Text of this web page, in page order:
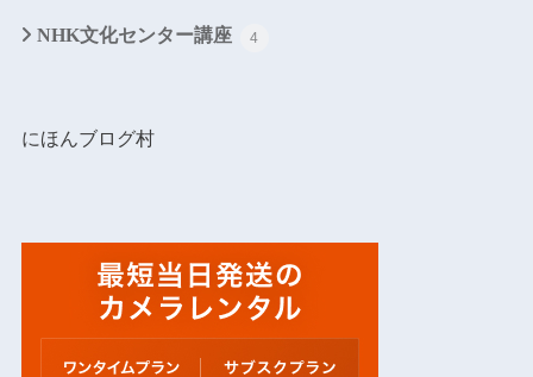
NHK文化センター講座 4
にほんブログ村